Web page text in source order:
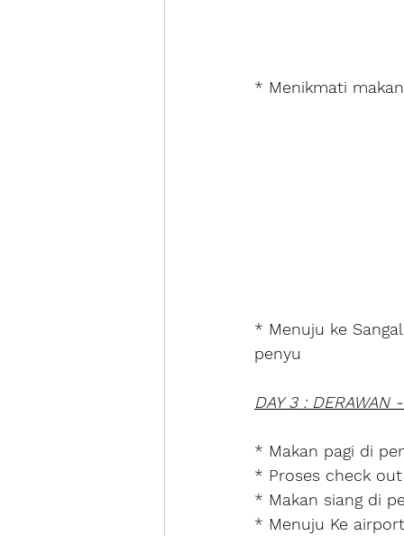
* Menikmati
* Menuju ke
penyu
DAY 3 : DERAWAN
* Makan pagi di
* Proses check
* Makan siang di
* Menuju Ke